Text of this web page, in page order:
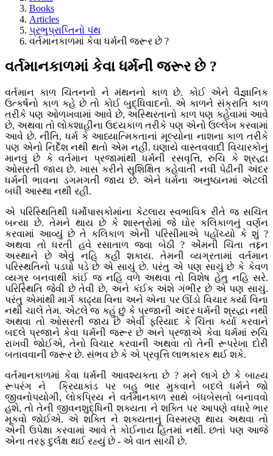
Books
Articles
પ્રભુપ્રાપ્તિનો પંથ
વર્તમાનકાળમાં કેવા ધર્મની જરૂર છે ?
વર્તમાનકાળમાં કેવા ધર્મની જરૂર છે ?
વર્તમાન કાળ ચિંતનનો ને મંથનનો કાળ છે. કોઈ એને વૈજ્ઞાનિક
ઉત્કર્ષનો કાળ કહે છે તો કોઈ બુદ્ધિવાદનો. એ કાળને સંક્રાતિ કાળ
તરીકે પણ ઓળખવામાં આવે છે, અસ્થિરતાનો કાળ પણ કહેવામાં આવે
છે, અથવા તો લોકશાહીના ઉદયકાળ તરીકે પણ એનો ઉલ્લેખ કરવામાં
આવે છે. નીતિ, ધર્મ કે આધ્યાત્મિકતાનાં મૂલ્યોના નાશના કાળ તરીકે
પણ એનો નિર્દેશ નથી થતો એમ નહીં. ઘણાયે વાસ્તવવાદી વિચારકોનું
માનવું છે કે વર્તમાન પ્રજામાંથી ધર્મની રસવૃત્તિ, રુચિ કે શ્રદ્ધા
ઓસરતી જાય છે. ખાસ કરીને સુશિક્ષિત કહેવાતી નવી પેઢીની અંદર
ધર્મની ભાવના ડગમગતી જાય છે. એને ધર્મના અનુષ્ઠાનમાં એટલી
બધી આસ્થા નથી રહી.
એ પરિસ્થિતિથી ધર્મોપાસકોમાંના કેટલાય સ્વભાવિક રીતે જ સચિંત
બન્યા છે. તેમને થાય છે કે શાસ્ત્રોમાં જે ઘોર કલિકાળનું વર્ણન
કરવામાં આવ્યું છે તે કલિકાળ એની પરિસીમાએ પહોંચ્યો કે શું ?
અથવા તો ધરતી હવે રસાતાળ જવા બેઠી ? એંમની ચિંતા તદ્દન
અસ્થાને છે એવું નહિ કહી શકાય. તેમની વ્યગ્રતામાં વર્તમાન
પરિસ્થતિનો પડઘો પડે છે એ સાચું છે. પરંતુ એ પણ સાચું છે કે કેવળ
વ્યગ્ર બનવાથી કાંઈ જ નહિ વળે અથવા તો વિશેષ હેતુ નહિ સરે.
પરિસ્થિતિ જેવી છે તેવી છે, અને કંઈક અંશે ગંભીર છે એ પણ સાચું.
પરંતુ એમાંથી માર્ગ કાઢ્યા વિના અને એના પર ઊંડો વિચાર કર્યા વિના
નથી ચાલે તેમ. એટલે જ કહું છું કે પ્રજાની અંદર ધર્મની શ્રદ્ધા નથી
અથવા તો ઓસરતી જાય છે એવી ફરિયાદ કે ચિંતા કર્યા કરવાને
બદલે પ્રજાને કેવા ધર્મની જરૂર છે અને પ્રજાએ કેવા ધર્મમાં રુચિ
રાખવી જોઈએ, તેનો વિચાર કરવાની અથવા તો તેની રૂપરેખા દોરી
બતાવવાની જરૂર છે. સંભવ છે કે એ પ્રવૃત્તિ લાભકારક થઈ શકે.
વર્તમાનકાળમાં કેવા ધર્મની આવશ્યકતા છે ? મને લાગે છે કે બાહ્ય
રૂપરંગ ને ક્રિયાકાંડ પર બહુ ભાર મુકવાને બદલે ધર્મને જો
જીવનોપયોગી, લોકપ્રિય ને વર્તમાનકાળ સાથે બંધબેસતો બનાવવો
હશે, તો તેની જીવનશુદ્ધિની શક્યતા ને શક્તિ પર આપણે વધારે ભાર
મૂકવો જોઈએ. એ શક્તિ ને શક્યતાનું વિસ્મરણ થાય અથવા તો
એની ઉપેક્ષા કરવામાં આવે તે કોઈનાય હિતમાં નથી. છતાં પણ આજે
એના તરફ દુર્લક્ષ થઈ રહ્યું છે - એ વાત સાચી છે.